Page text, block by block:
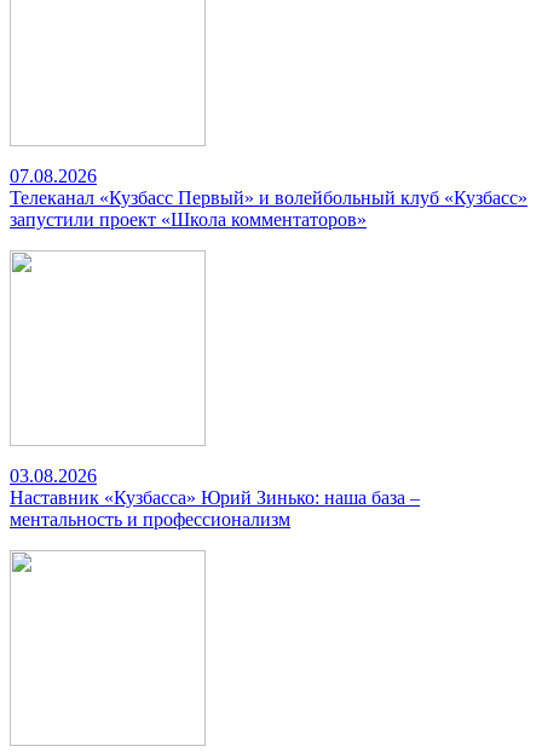
07.08.2026
Телеканал «Кузбасс Первый» и волейбольный клуб «Кузбасс»
запустили проект «Школа комментаторов»
03.08.2026
Наставник «Кузбасса» Юрий Зинько: наша база –
ментальность и профессионализм